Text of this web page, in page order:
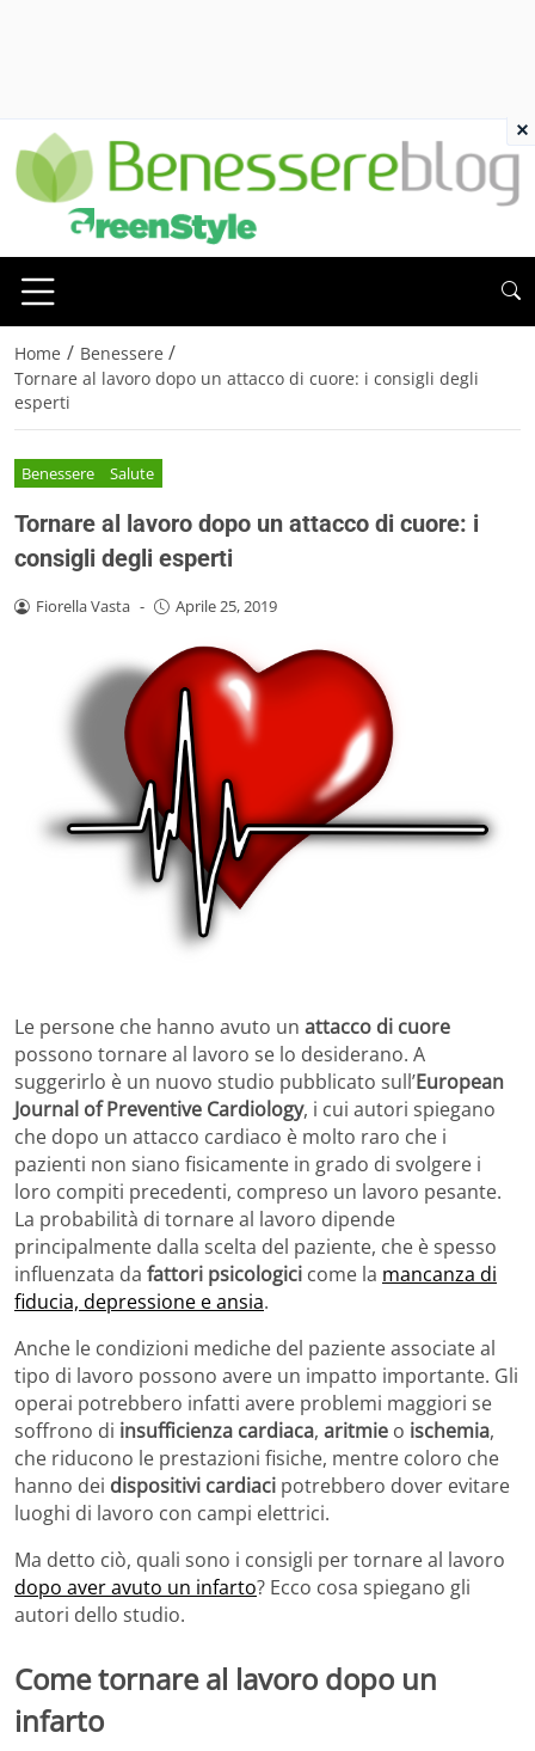
Home / Benessere /
Tornare al lavoro dopo un attacco di cuore: i consigli degli
esperti
Benessere Salute
Tornare al lavoro dopo un attacco di cuore: i
consigli degli esperti
Fiorella Vasta - Aprile 25, 2019
Le persone che hanno avuto un attacco di cuore
possono tornare al lavoro se lo desiderano. A
suggerirlo è un nuovo studio pubblicato sull’European
Journal of Preventive Cardiology, i cui autori spiegano
che dopo un attacco cardiaco è molto raro che i
pazienti non siano fisicamente in grado di svolgere i
loro compiti precedenti, compreso un lavoro pesante.
La probabilità di tornare al lavoro dipende
principalmente dalla scelta del paziente, che è spesso
influenzata da fattori psicologici come la mancanza di
fiducia, depressione e ansia.
Anche le condizioni mediche del paziente associate al
tipo di lavoro possono avere un impatto importante. Gli
operai potrebbero infatti avere problemi maggiori se
soffrono di insufficienza cardiaca, aritmie o ischemia,
che riducono le prestazioni fisiche, mentre coloro che
hanno dei dispositivi cardiaci potrebbero dover evitare
luoghi di lavoro con campi elettrici.
Ma detto ciò, quali sono i consigli per tornare al lavoro
dopo aver avuto un infarto? Ecco cosa spiegano gli
autori dello studio.
Come tornare al lavoro dopo un
infarto
×